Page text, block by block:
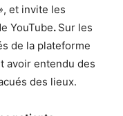
, et invite les
YouTube. Sur les
de la plateforme
avoir entendu des
des lieux.